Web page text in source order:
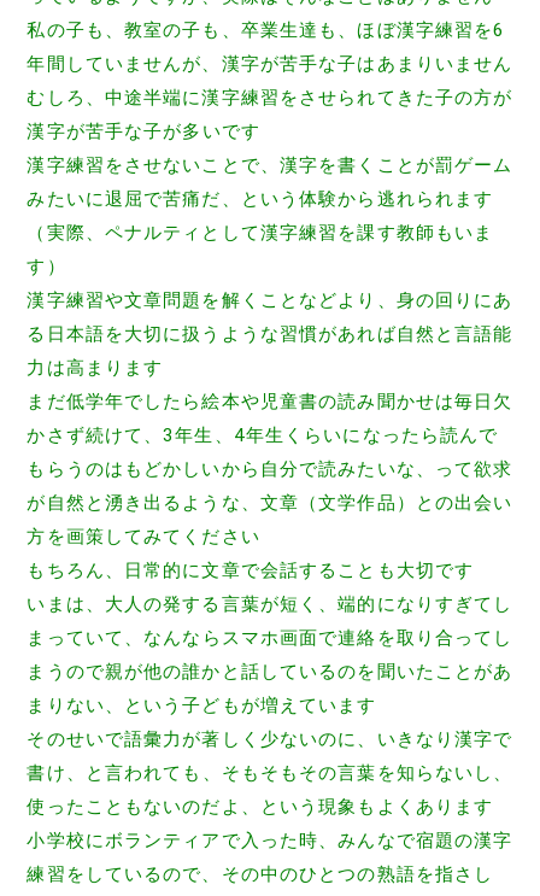
私の子も、教室の子も、卒業生達も、ほぼ漢字練習を6
年間していませんが、 漢字が苦手な子はあまりいません
むしろ、 中途半端に漢字練習をさせられてきた子の方が
漢字が苦手な子が多 いです
漢字練習をさせないことで、 漢字を書くことが罰ゲーム
みたいに退屈で苦痛だ、
という体験から逃れられます
（実際、 ペナルティとして漢字練習を課す教師もいま
す）
漢字練習や文章問題を解くことなどより、 身の回りにあ
る日本語を大切に扱うような習慣があれば自然と言語能
力は高まります
まだ低学年でしたら絵本や児童書の読み聞かせは毎日欠
かさず続けて、3年生、 4年生くらいになったら読んで
もらうのはもどかしいから自分で読みたいな、って欲求
が自然と湧き出るような、文章（文学作品）
との出会い
方を画策してみてください
もちろん、日常的に文章で会話することも大切です
いまは、大人の発する言葉が短く、端的になりすぎてし
まっていて、 なんならスマホ画面で連絡を取り合ってし
まうので親が他の誰かと 話しているのを聞いたことがあ
まりない、
という子どもが増えています
そのせいで語彙力が著しく少ないのに、いきなり漢字で
書け、
と言われても、そもそもその言葉を知らないし、
使ったこともないのだよ、という現象もよくあります
小学校にボランティアで入った時、みんなで宿題の漢字
練習をしているので、 その中のひとつの熟語を指さし